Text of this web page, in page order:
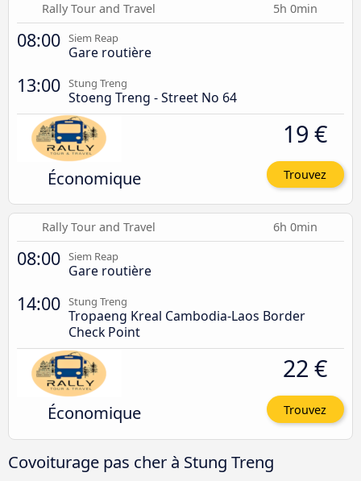
Rally Tour and Travel 5h 0min
08:00 Siem Reap
Gare routière
13:00 Stung Treng
Stoeng Treng - Street No 64
Économique
19 €
Trouvez
Rally Tour and Travel 6h 0min
08:00 Siem Reap
Gare routière
14:00 Stung Treng
Tropaeng Kreal Cambodia-Laos Border
Check Point
Économique
22 €
Trouvez
Covoiturage pas cher à Stung Treng